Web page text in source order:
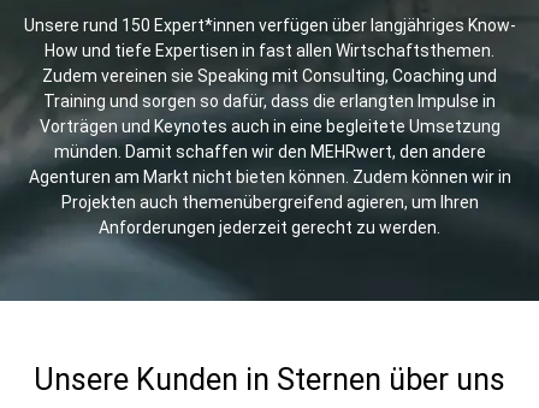
Unsere rund 150 Expert*innen verfügen über langjähriges Know-
How und tiefe Expertisen in fast allen Wirtschaftsthemen.
Zudem vereinen sie Speaking mit Consulting, Coaching und
Training und sorgen so dafür, dass die erlangten Impulse in
Vorträgen und Keynotes auch in eine begleitete Umsetzung
münden. Damit schaffen wir den MEHRwert, den andere
Agenturen am Markt nicht bieten können. Zudem können wir in
Projekten auch themenübergreifend agieren, um Ihren
Anforderungen jederzeit gerecht zu werden.
Unsere Kunden in Sternen über uns